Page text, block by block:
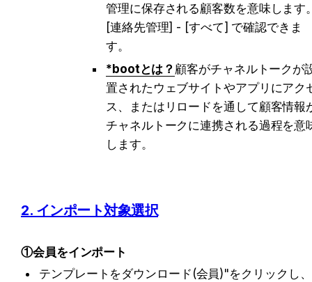
管理に保存される顧客数を意味します
[連絡先管理] - [すべて] で確認できま
す。
*bootとは？ 顧客がチャネルトークが
置されたウェブサイトやアプリにアク
ス、またはリロードを通して顧客情報
チャネルトークに連携される過程を意
します。
2. インポート対象選択
①会員をインポート
テンプレートをダウンロード(会員)"をクリックし、